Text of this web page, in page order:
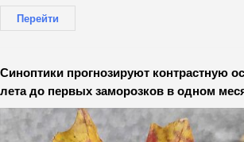
Перейти
Синоптики прогнозируют контрастную
лета до первых заморозков в одном